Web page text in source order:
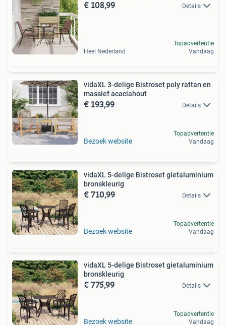
€ 108,99 Details
Heel Nederland
Topadvertentie
Vandaag
vidaXL 3-delige Bistroset poly rattan en
massief acaciahout
€ 193,99 Details
Bezoek website
Topadvertentie
Vandaag
vidaXL 5-delige Bistroset gietaluminium
bronskleurig
€ 710,99 Details
Bezoek website
Topadvertentie
Vandaag
vidaXL 5-delige Bistroset gietaluminium
bronskleurig
€ 775,99 Details
Bezoek website
Topadvertentie
Vandaag